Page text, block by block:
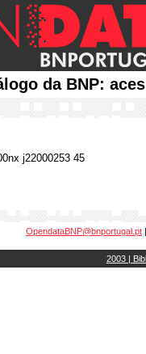
da BNP:
j22000253 45
OpendataBNP@bnportugal.pt
2003 |